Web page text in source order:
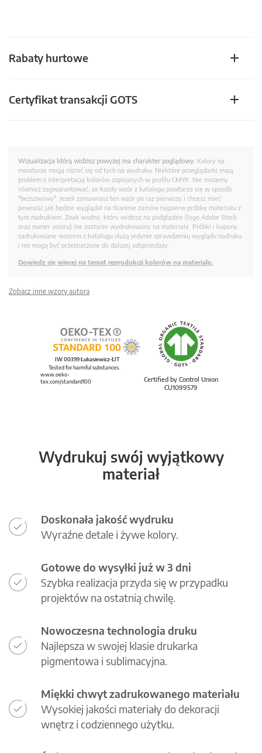
Rabaty hurtowe
Certyfikat transakcji GOTS
Wizualizacja którą widzisz powyżej ma charakter poglądowy. Kolory na
monitorze mogą różnić się od tych na wydruku. Niektóre przeglądarki mają
problem z interpretacją kolorów zapisanych w profilu CMYK. Nie możemy
również zagwarantować, że każdy wzór z katalogu powtarza się w sposób
"bezszwowy". Jeżeli zamawiasz ten wzór po raz pierwszy i chcesz mieć
pewność jak będzie wyglądał na tkaninie zamów najpierw próbkę materiału z
tym nadrukiem. Znak wodny, który widzisz na podglądzie (logo Adobe Stock
oraz numer wzoru) nie zostanie wydrukowany na materiale. Próbki i kupony
zadrukowane wzorem z katalogu służą jedynie sprawdzeniu wyglądu nadruku
i nie mogą być przeznaczone do dalszej odsprzedaży.
Dowiedz się więcej na temat reprodukcji kolorów na materiale.
Zobacz inne wzory autora
Certified by Control Union
CU1099579
IW 00399 Łukasiewicz-ŁIT
Tested for harmful substances.
www.oeko-
tex.com/standard100
Wydrukuj swój wyjątkowy
materiał
Doskonała jakość wydruku
Wyraźne detale i żywe kolory.
Gotowe do wysyłki już w 3 dni
Szybka realizacja przyda się w przypadku
projektów na ostatnią chwilę.
Nowoczesna technologia druku
Najlepsza w swojej klasie drukarka
pigmentowa i sublimacyjna.
Miękki chwyt zadrukowanego materiału
Wysokiej jakości materiały do dekoracji
wnętrz i codziennego użytku.